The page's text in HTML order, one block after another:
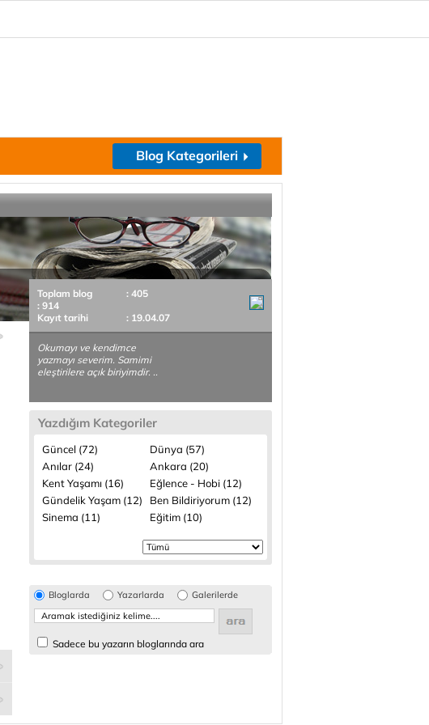
Blog Kategorileri
Toplam blog
: 405
: 914
Kayıt tarihi
: 19.04.07
Okumayı ve kendimce
yazmayı severim. Samimi
eleştirilere açık biriyimdir. ..
Yazdığım Kategoriler
Güncel (72)
Dünya (57)
Anılar (24)
Ankara (20)
Kent Yaşamı (16)
Eğlence - Hobi (12)
Gündelik Yaşam (12)
Ben Bildiriyorum (12)
Sinema (11)
Eğitim (10)
Bloglarda Yazarlarda Galerilerde
Sadece bu yazarın bloglarında ara